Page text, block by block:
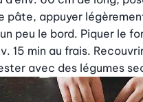
pâte, appuyer
peu le bord. Piquer le
15 min au frais.
avec des légumes